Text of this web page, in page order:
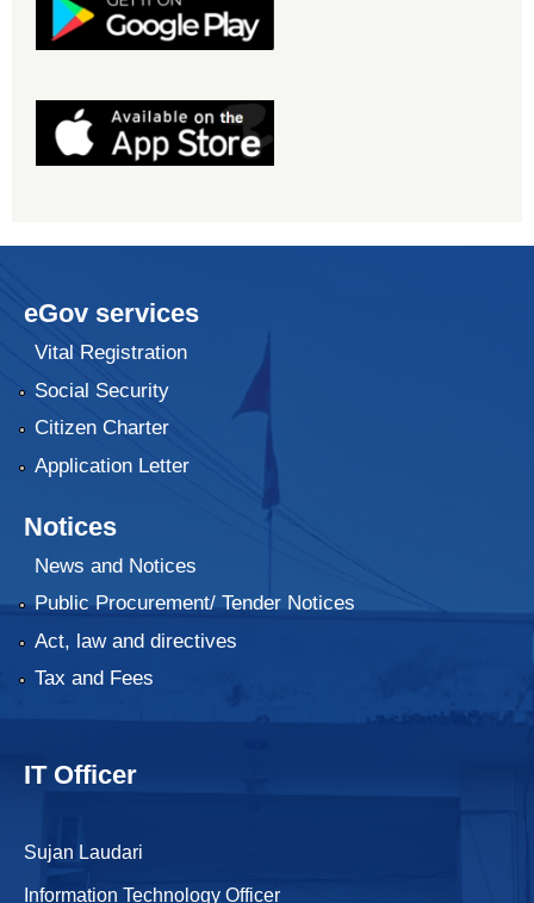
eGov services
Vital Registration
Social Security
Citizen Charter
Application Letter
Notices
News and Notices
Public Procurement/ Tender Notices
Act, law and directives
Tax and Fees
IT Officer
Sujan Laudari
Information Technology Officer